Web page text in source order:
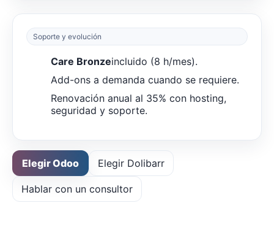
Soporte y evolución
Care Bronzeincluido (8 h/mes).
Add-ons a demanda cuando se requiere.
Renovación anual al 35% con hosting,
seguridad y soporte.
Elegir Odoo Elegir Dolibarr
Hablar con un consultor